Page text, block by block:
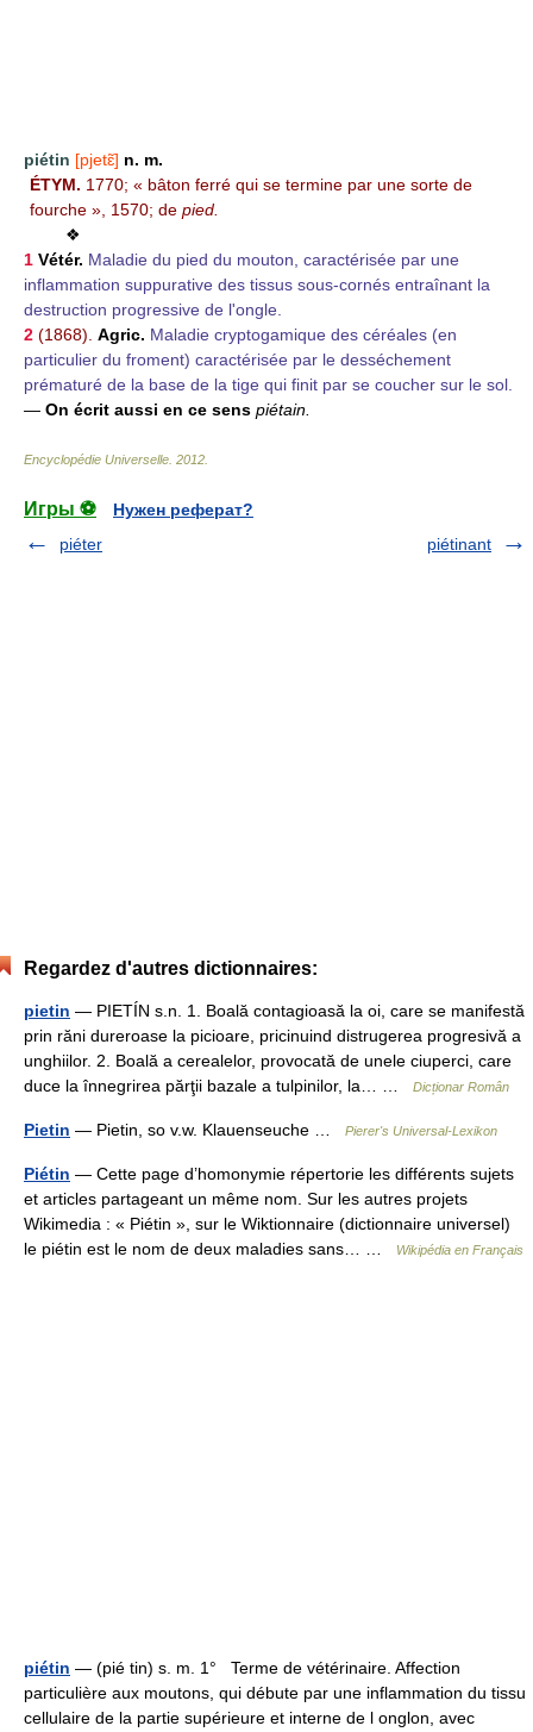
piétin [pjetɛ̃] n. m.
ÉTYM. 1770; « bâton ferré qui se termine par une sorte de
fourche », 1570; de pied.
❖
1 Vétér. Maladie du pied du mouton, caractérisée par une
inflammation suppurative des tissus sous-cornés entraînant la
destruction progressive de l'ongle.
2 (1868). Agric. Maladie cryptogamique des céréales (en
particulier du froment) caractérisée par le desséchement
prématuré de la base de la tige qui finit par se coucher sur le sol.
— On écrit aussi en ce sens piétain.
Encyclopédie Universelle 2012
Игры ⚽
Нужен реферат?
piéter
piétinant
Regardez d'autres dictionnaires:
pietin — PIETÍN s.n. 1. Boală contagioasă la oi, care se manifestă
prin răni dureroase la picioare, pricinuind distrugerea progresivă a
unghiilor. 2. Boală a cerealelor, provocată de unele ciuperci, care
duce la înnegrirea părţii bazale a tulpinilor, la… …
Dicționar Român
Pietin — Pietin, so v.w. Klauenseuche … Pierer's Universal-Lexikon
Piétin — Cette page d’homonymie répertorie les différents sujets
et articles partageant un même nom. Sur les autres projets
Wikimedia : « Piétin », sur le Wiktionnaire (dictionnaire universel)
le piétin est le nom de deux maladies sans… …
Wikipédia en Français
piétin — (pié tin) s. m. 1° Terme de vétérinaire. Affection
particulière aux moutons, qui débute par une inflammation du tissu
cellulaire de la partie supérieure et interne de l onglon, avec